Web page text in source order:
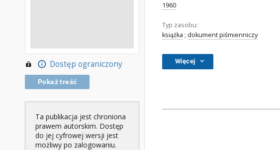
Dostęp ograniczony
Pokaż treść
Ta publikacja jest chroniona
prawem autorskim. Dostęp
do jej cyfrowej wersji jest
możliwy po zalogowaniu.
1960
Typ zasobu:
książka ; dokument piśmienniczy
Więcej